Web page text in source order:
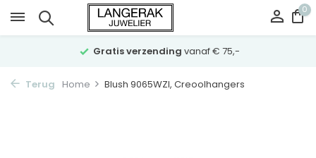
0
Gratis verzending vanaf € 75,-
Terug Home Blush 9065WZI, Creoolhangers